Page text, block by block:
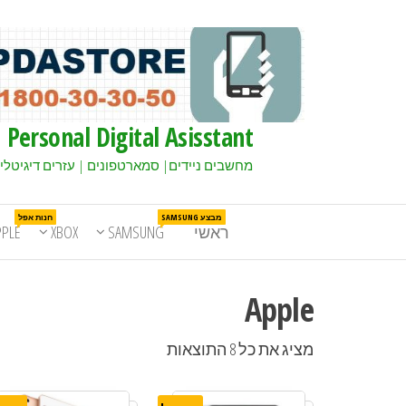
Personal Digital Asisstant
מחשבים ניידים| סמארטפונים | עזרים
ראשי SAMSUNG
מבצע SAMSUNG
XBOX
חנות אפל
Apple
מציג את כל 8 התוצאות